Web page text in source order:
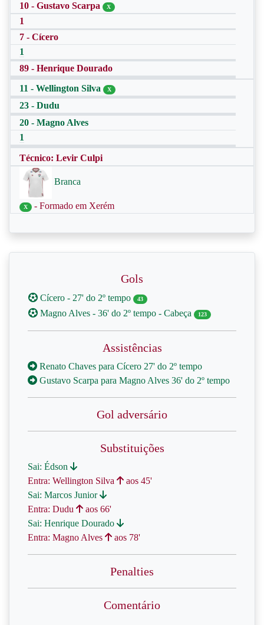
10 - Gustavo Scarpa X
1
7 - Cícero
1
89 - Henrique Dourado
11 - Wellington Silva
X
23 - Dudu
20 - Magno Alves
1
Técnico: Levir Culpi
Branca
X - Formado em Xerém
Gols
Cícero - 27' do 2º tempo 43
Magno Alves - 36' do 2º tempo - Cabeça 123
Assistências
Renato Chaves para Cícero 27' do 2º tempo
Gustavo Scarpa para Magno Alves 36' do 2º tempo
Gol adversário
Substituições
Sai: Édson
Entra: Wellington Silva
aos 45'
Sai: Marcos Junior
Entra: Dudu
aos 66'
Sai: Henrique Dourado
Entra: Magno Alves
aos 78'
Penalties
Comentário